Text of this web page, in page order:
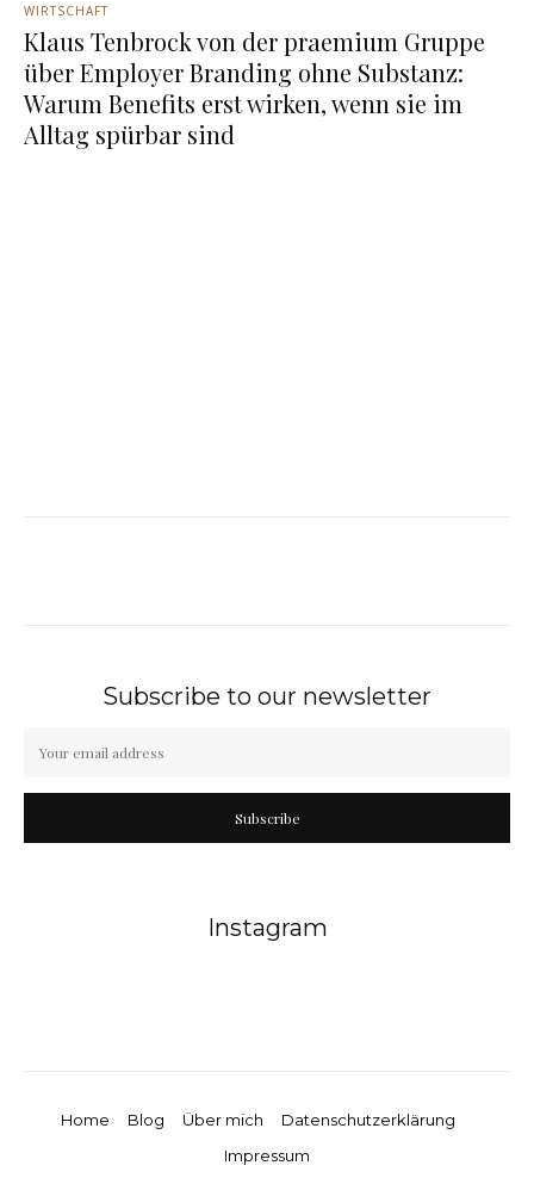
WIRTSCHAFT
Klaus Tenbrock von der praemium Gruppe
über Employer Branding ohne Substanz:
Warum Benefits erst wirken, wenn sie im
Alltag spürbar sind
Subscribe to our newsletter
Subscribe
Instagram
Home Blog Über mich
Datenschutzerklärung
Impressum